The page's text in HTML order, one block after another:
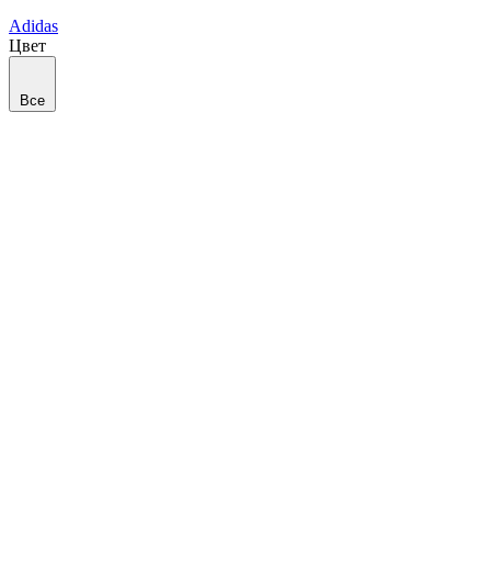
Adidas
Цвет
Все